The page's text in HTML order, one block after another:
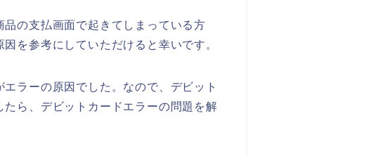
の支払画面で起きてしまっている方
を参考にしていただけると幸いです。
ラーの原因でした。なので、デビット
ら、デビットカードエラーの問題を解